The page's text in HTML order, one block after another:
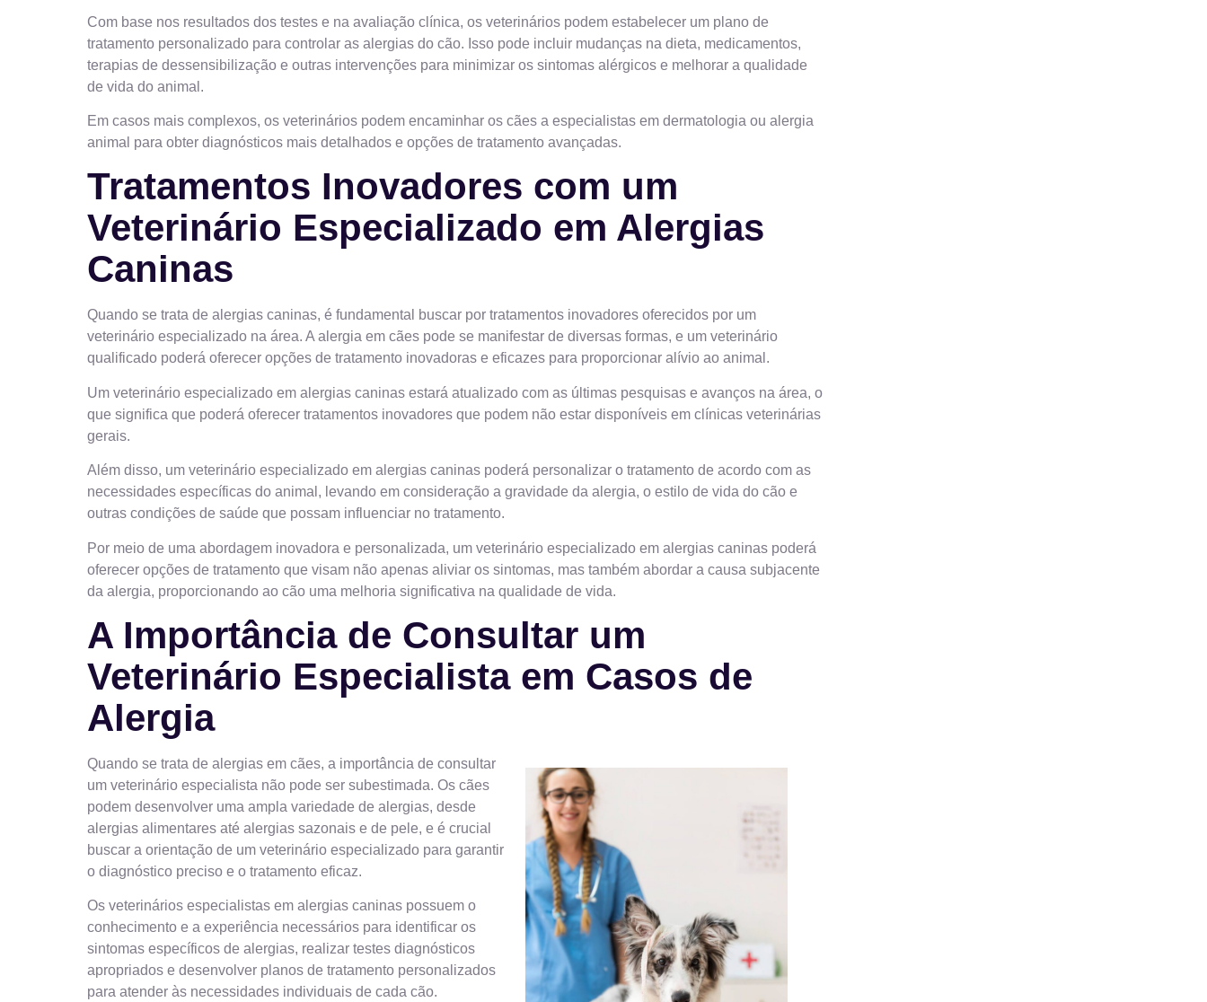
Com base nos resultados dos testes e na avaliação clínica, os veterinários podem estabelecer um plano de
tratamento personalizado para controlar as alergias do cão. Isso pode incluir mudanças na dieta, medicamentos,
terapias de dessensibilização e outras intervenções para minimizar os sintomas alérgicos e melhorar a qualidade
de vida do animal.
Em casos mais complexos, os veterinários podem encaminhar os cães a especialistas em dermatologia ou alergia
animal para obter diagnósticos mais detalhados e opções de tratamento avançadas.
Tratamentos Inovadores com um
Veterinário Especializado em Alergias
Caninas
Quando se trata de alergias caninas, é fundamental buscar por tratamentos inovadores oferecidos por um
veterinário especializado na área. A alergia em cães pode se manifestar de diversas formas, e um veterinário
qualificado poderá oferecer opções de tratamento inovadoras e eficazes para proporcionar alívio ao animal.
Um veterinário especializado em alergias caninas estará atualizado com as últimas pesquisas e avanços na área, o
que significa que poderá oferecer tratamentos inovadores que podem não estar disponíveis em clínicas veterinárias
gerais.
Além disso, um veterinário especializado em alergias caninas poderá personalizar o tratamento de acordo com as
necessidades específicas do animal, levando em consideração a gravidade da alergia, o estilo de vida do cão e
outras condições de saúde que possam influenciar no tratamento.
Por meio de uma abordagem inovadora e personalizada, um veterinário especializado em alergias caninas poderá
oferecer opções de tratamento que visam não apenas aliviar os sintomas, mas também abordar a causa subjacente
da alergia, proporcionando ao cão uma melhoria significativa na qualidade de vida.
A Importância de Consultar um
Veterinário Especialista em Casos de
Alergia
Quando se trata de alergias em cães, a importância de consultar
um veterinário especialista não pode ser subestimada. Os cães
podem desenvolver uma ampla variedade de alergias, desde
alergias alimentares até alergias sazonais e de pele, e é crucial
buscar a orientação de um veterinário especializado para garantir
o diagnóstico preciso e o tratamento eficaz.
Os veterinários especialistas em alergias caninas possuem o
conhecimento e a experiência necessários para identificar os
sintomas específicos de alergias, realizar testes diagnósticos
apropriados e desenvolver planos de tratamento personalizados
para atender às necessidades individuais de cada cão.